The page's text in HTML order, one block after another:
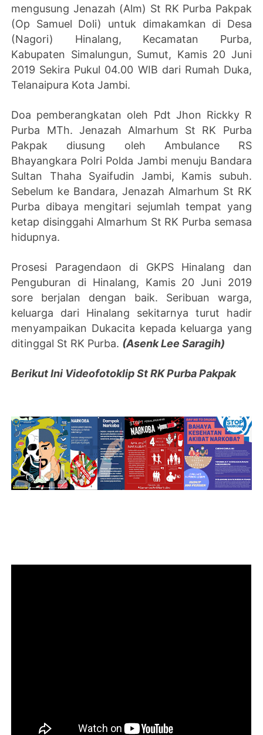
mengusung Jenazah (Alm) St RK Purba Pakpak
(Op Samuel Doli) untuk dimakamkan di Desa
(Nagori) Hinalang, Kecamatan Purba,
Kabupaten Simalungun, Sumut, Kamis 20 Juni
2019 Sekira Pukul 04.00 WIB dari Rumah Duka,
Telanaipura Kota Jambi.
Doa pemberangkatan oleh Pdt Jhon Rickky R
Purba MTh. Jenazah Almarhum St RK Purba
Pakpak diusung oleh Ambulance RS
Bhayangkara Polri Polda Jambi menuju Bandara
Sultan Thaha Syaifudin Jambi, Kamis subuh.
Sebelum ke Bandara, Jenazah Almarhum St RK
Purba dibaya mengitari sejumlah tempat yang
ketap disinggahi Almarhum St RK Purba semasa
hidupnya.
Prosesi Paragendaon di GKPS Hinalang dan
Penguburan di Hinalang, Kamis 20 Juni 2019
sore berjalan dengan baik. Seribuan warga,
keluarga dari Hinalang sekitarnya turut hadir
menyampaikan Dukacita kepada keluarga yang
ditinggal St RK Purba. (Asenk Lee Saragih)
Berikut Ini Videofotoklip St RK Purba Pakpak